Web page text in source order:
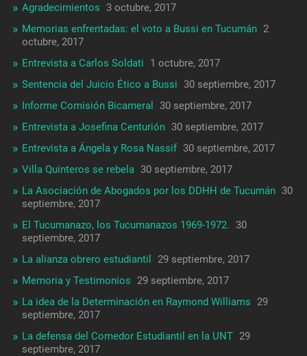
Agradecimientos 3 octubre, 2017
Memorias enfrentadas: el voto a Bussi en Tucumán 2
octubre, 2017
Entrevista a Carlos Soldati
1 octubre, 2017
Sentencia del Juicio Ético a Bussi 30 septiembre, 2017
Informe Comisión Bicameral
30 septiembre, 2017
Entrevista a Josefina Centurión 30 septiembre, 2017
Entrevista a Ángela y Rosa Nassif 30 septiembre, 2017
Villa Quinteros se rebela 30 septiembre, 2017
La Asociación de Abogados por los DDHH de Tucumán 30
septiembre, 2017
El Tucumanazo, los Tucumanazos 1969-1972. 30
septiembre, 2017
La alianza obrero estudiantil
29 septiembre, 2017
Memoria y Testimonios
29 septiembre, 2017
La idea de la Determinación en Raymond Williams
29
septiembre, 2017
La defensa del Comedor Estudiantil en la UNT 29
septiembre, 2017